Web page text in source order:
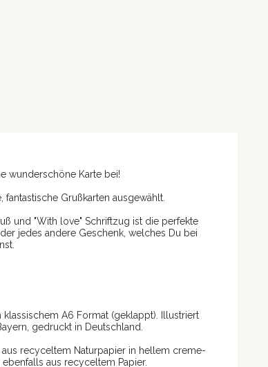
wunderschöne Karte bei!
fantastische Grußkarten ausgewählt.
und "With love" Schriftzug ist die perfekte
jedes andere Geschenk, welches Du bei
A6 Format (geklappt). Illustriert
gedruckt in Deutschland.
aus recyceltem Naturpapier in hellem creme-
aus recyceltem Papier.